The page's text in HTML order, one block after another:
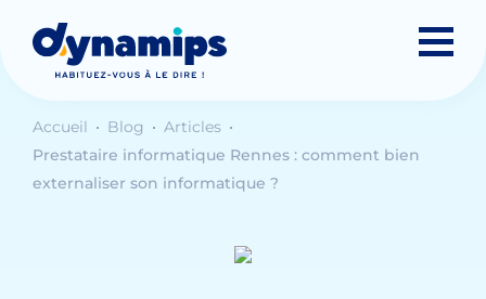
Accueil Blog
Articles
Prestataire informatique Rennes : comment bien
externaliser son informatique ?